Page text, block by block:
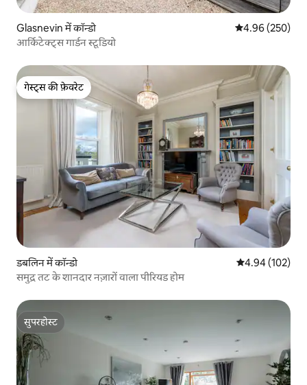
Glasnevin में कॉन्डो औसत रेटिंग 5 में से
4.96 (250)
आर्किटेक्ट्स गार्डन स्टूडियो
गेस्ट्स की फ़ेवरेट
गेस्ट्स की फ़ेवरेट
डबलिन में कॉन्डो औसत रेटिंग 5 में से
4.94 (102)
समुद्र तट के शानदार नज़ारों वाला पीरियड होम
सुपरहोस्ट
सुपरहोस्ट